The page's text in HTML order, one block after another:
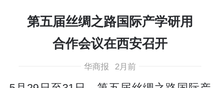
第五届丝绸之路国际产学研用
合作会议在西安召开
华商报 2月前